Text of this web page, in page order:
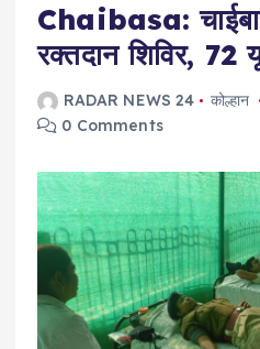
Chaibasa:
रक्तदान शिविर, 72
RADAR NEWS 24 कोल्हान
0 Comments